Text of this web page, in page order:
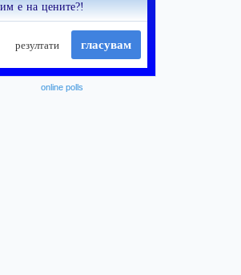
online polls